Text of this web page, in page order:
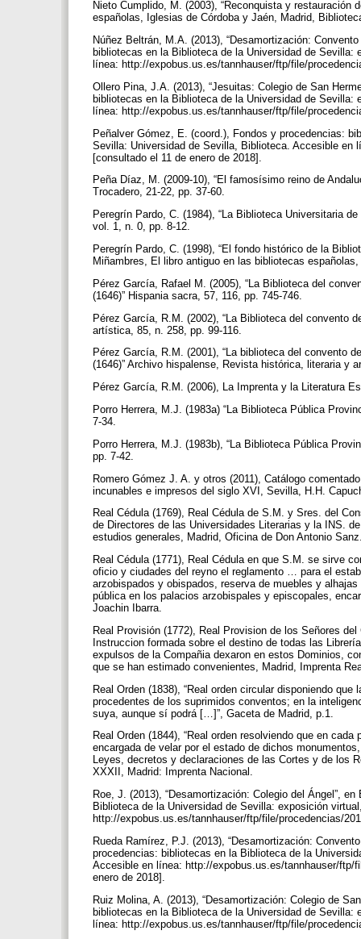
Nieto Cumplido, M. (2003), “Reconquista y
españolas, Iglesias de Córdoba y Jaén, Madrid,
Núñez Beltrán, M.A. (2013), “Desamortización:
bibliotecas en la Biblioteca de la Universidad de
línea: http://expobus.us.es/tannhauser/ftp/file/
Ollero Pina, J.A. (2013), “Jesuitas: Colegio de San
bibliotecas en la Biblioteca de la Universidad de
línea: http://expobus.us.es/tannhauser/ftp/file/
Peñalver Gómez, E. (coord.), Fondos y procedencias:
Sevilla: Universidad de Sevilla, Biblioteca. Accesible
[consultado el 11 de enero de 2018].
Peña Díaz, M. (2009-10), “El famosísimo reino de
Trocadero, 21-22, pp. 37-60.
Peregrín Pardo, C. (1984), “La Biblioteca Universitaria
vol. 1, n. 0, pp. 8-12.
Peregrín Pardo, C. (1998), “El fondo histórico de la
Miñambres, El libro antiguo en las bibliotecas
Pérez García, Rafael M. (2005), “La Biblioteca del
(1646)” Hispania sacra, 57, 116, pp. 745-746.
Pérez García, R.M. (2002), “La Biblioteca del convento
artística, 85, n. 258, pp. 99-116.
Pérez García, R.M. (2001), “La biblioteca del convento
(1646)” Archivo hispalense, Revista histórica, literaria y
Pérez García, R.M. (2006), La Imprenta y la Literatura
Porro Herrera, M.J. (1983a) “La Biblioteca Pública
7-34.
Porro Herrera, M.J. (1983b), “La Biblioteca Pública
pp. 7-42.
Romero Gómez J. A. y otros (2011), Catálogo
incunables e impresos del siglo XVI, Sevilla, H.H.
Real Cédula (1769), Real Cédula de S.M. y Sres. del
de Directores de las Universidades Literarias y la INS.
estudios generales, Madrid, Oficina de Don Antonio
Real Cédula (1771), Real Cédula en que S.M. se sirve
oficio y ciudades del reyno el reglamento … para el
arzobispados y obispados, reserva de muebles y
pública en los palacios arzobispales y episcopales,
Joachin Ibarra.
Real Provisión (1772), Real Provision de los Señores
Instruccion formada sobre el destino de todas las
expulsos de la Compañia dexaron en estos Dominios,
que se han estimado convenientes, Madrid, Imprenta
Real Orden (1838), “Real orden circular disponiendo
procedentes de los suprimidos conventos; en la
suya, aunque sí podrá […]”, Gaceta de Madrid, p.1.
Real Orden (1844), “Real orden resolviendo que en
encargada de velar por el estado de dichos
Leyes, decretos y declaraciones de las Cortes y de los
XXXII, Madrid: Imprenta Nacional.
Roe, J. (2013), “Desamortización: Colegio del Ángel”,
Biblioteca de la Universidad de Sevilla: exposición
http://expobus.us.es/tannhauser/ftp/file/procedencias/
Rueda Ramírez, P.J. (2013), “Desamortización:
procedencias: bibliotecas en la Biblioteca de la
Accesible en línea: http://expobus.us.es/tannhauser/ftp/
enero de 2018].
Ruiz Molina, A. (2013), “Desamortización: Colegio de
bibliotecas en la Biblioteca de la Universidad de
línea: http://expobus.us.es/tannhauser/ftp/file/